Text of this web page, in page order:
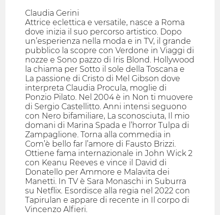
Claudia Gerini
Attrice eclettica e versatile, nasce a Roma
dove inizia il suo percorso artistico. Dopo
un’esperienza nella moda e in TV, il grande
pubblico la scopre con Verdone in Viaggi di
nozze e Sono pazzo di Iris Blond. Hollywood
la chiama per Sotto il sole della Toscana e
La passione di Cristo di Mel Gibson dove
interpreta Claudia Procula, moglie di
Ponzio Pilato. Nel 2004 è in Non ti muovere
di Sergio Castellitto. Anni intensi seguono
con Nero bifamiliare, La sconosciuta, Il mio
domani di Marina Spada e l’horror Tulpa di
Zampaglione. Torna alla commedia in
Com’è bello far l’amore di Fausto Brizzi.
Ottiene fama internazionale in John Wick 2
con Keanu Reeves e vince il David di
Donatello per Ammore e Malavita dei
Manetti. In TV è Sara Monaschi in Suburra
su Netflix. Esordisce alla regia nel 2022 con
Tapirulan e appare di recente in Il corpo di
Vincenzo Alfieri.